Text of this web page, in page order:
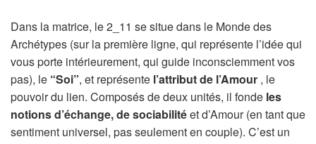
Dans la matrice, le 2_11 se situe dans le Monde des
Archétypes (sur la première ligne, qui représente l’idée qui
vous porte intérieurement, qui guide inconsciemment vos
pas), le “Soi”, et représente l’attribut de l’Amour , le
pouvoir du lien. Composés de deux unités, il fonde les
notions d’échange, de sociabilitéet d’Amour (en tant que
sentiment universel, pas seulement en couple). C’est un